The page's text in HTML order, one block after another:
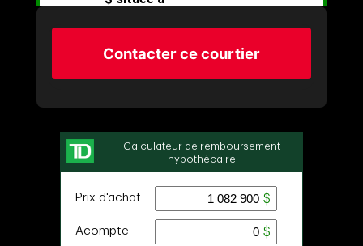
Contacter ce courtier